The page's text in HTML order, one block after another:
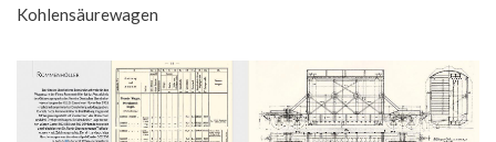
Kohlensäurewagen